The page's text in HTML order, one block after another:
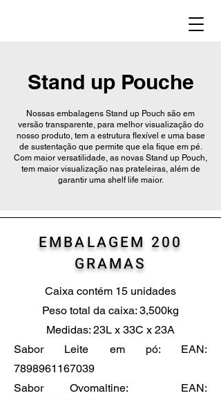
Stand up Pouche
Nossas embalagens Stand up Pouch são em
versão transparente, para melhor visualização do
nosso produto, tem a estrutura flexível e uma base
de sustentação que permite que ela fique em pé.
Com maior versatilidade, as novas Stand up Pouch,
tem maior visualização nas prateleiras, além de
garantir uma shelf life maior.
EMBALAGEM 200
GRAMAS
Caixa contém 15 unidades
Peso total da caixa: 3,500kg
Medidas: 23L x 33C x 23A
Sabor Leite em pó: EAN:
7898961167039
Sabor Ovomaltine: EAN: